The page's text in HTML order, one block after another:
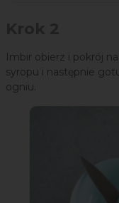
Imbir obierz i pokrój
syropu i następnie
ogniu.